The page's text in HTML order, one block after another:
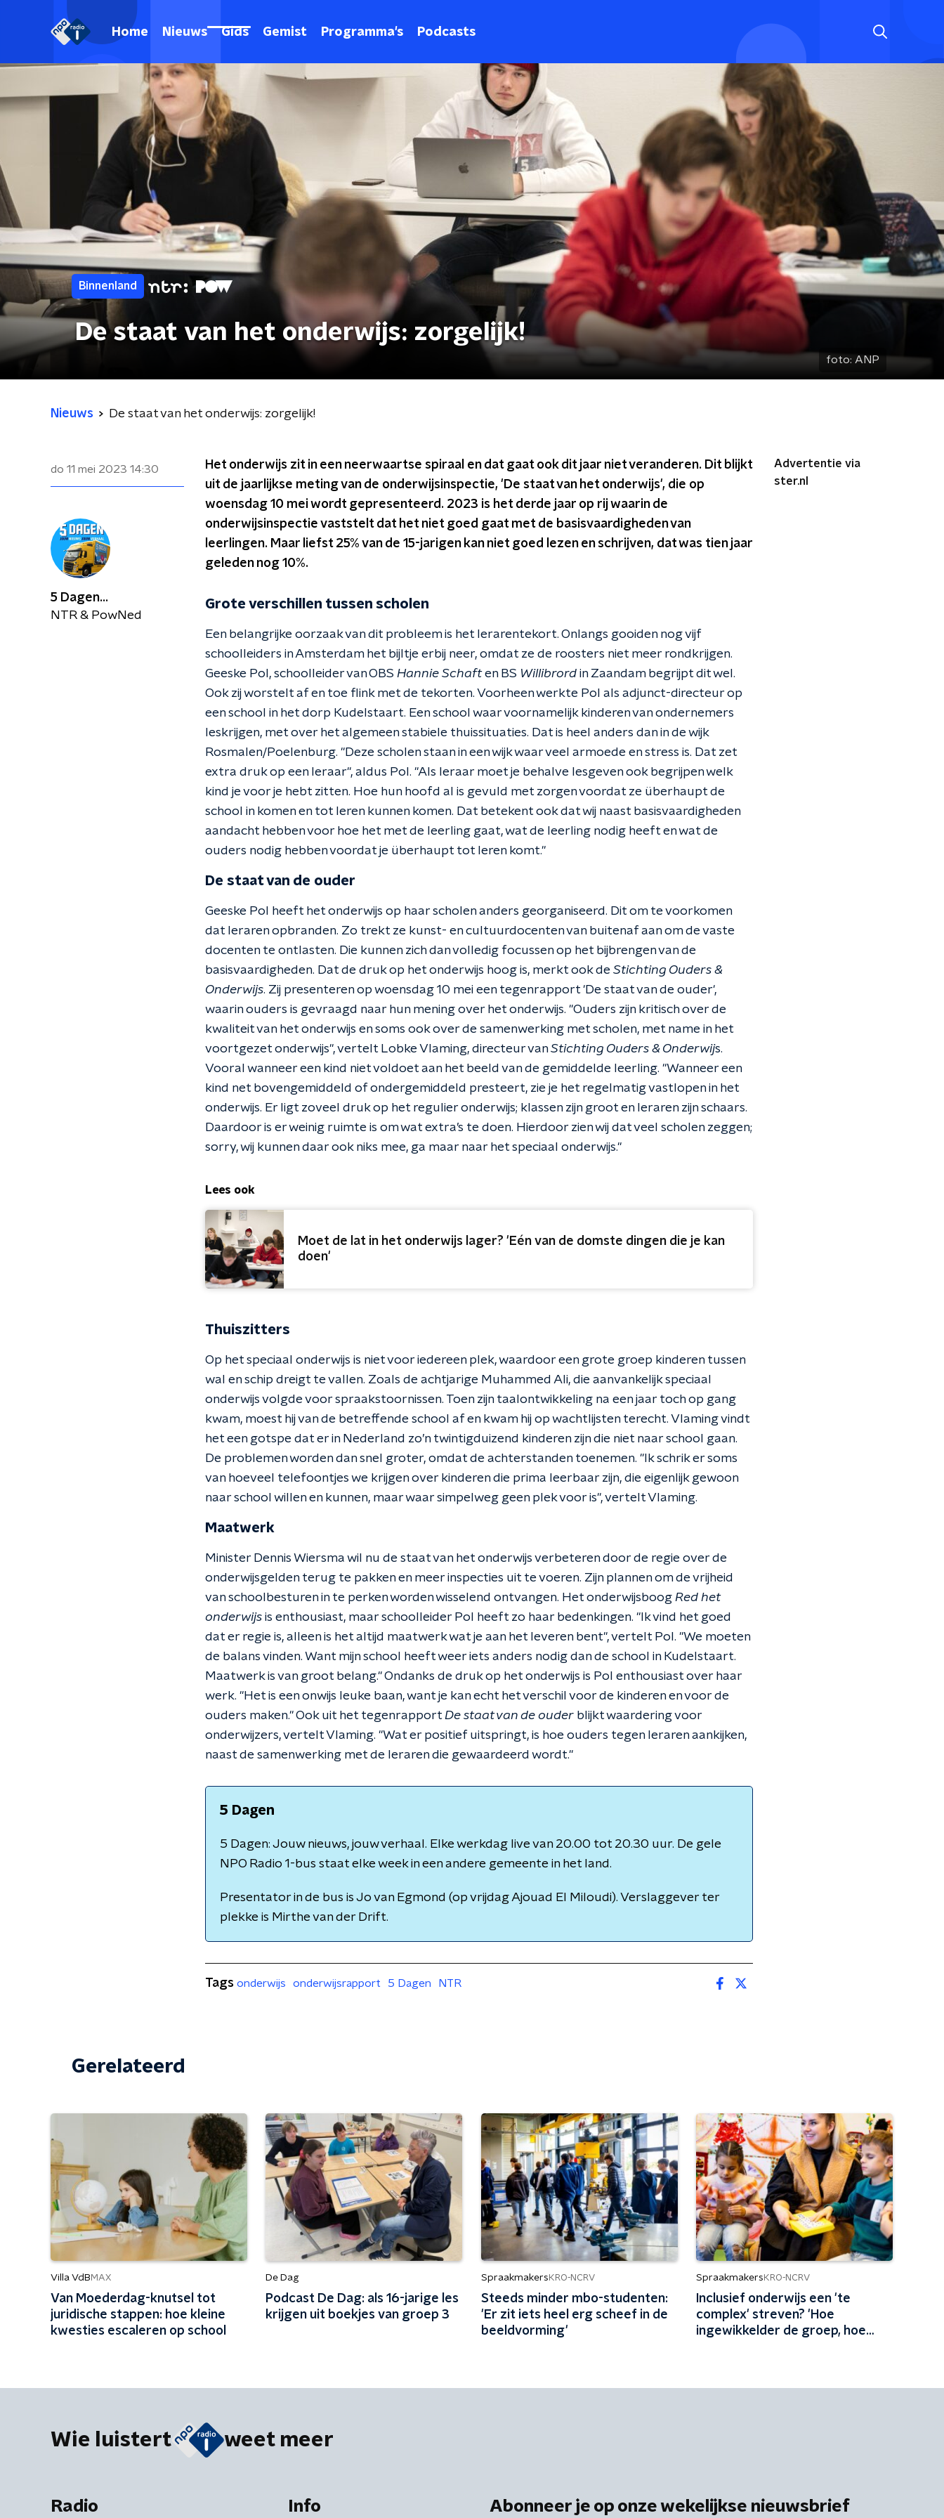
Home Nieuws Gids Gemist Programma's Podcasts
Binnenland
De staat van het onderwijs: zorgelijk!
foto: ANP
Nieuws De staat van het onderwijs: zorgelijk!
do 11 mei 2023 14:30
Het onderwijs zit in een neerwaartse spiraal en dat gaat ook dit jaar niet veranderen. Dit blijkt
uit de jaarlijkse meting van de onderwijsinspectie, 'De staat van het onderwijs', die op
woensdag 10 mei wordt gepresenteerd. 2023 is het derde jaar op rij waarin de
onderwijsinspectie vaststelt dat het niet goed gaat met de basisvaardigheden van
leerlingen. Maar liefst 25% van de 15-jarigen kan niet goed lezen en schrijven, dat was tien jaar
geleden nog 10%.
Grote verschillen tussen scholen
Een belangrijke oorzaak van dit probleem is het lerarentekort. Onlangs gooiden nog vijf
schoolleiders in Amsterdam het bijltje erbij neer, omdat ze de roosters niet meer rondkrijgen.
Geeske Pol, schoolleider van OBS Hannie Schaften BS Willibrord in Zaandam begrijpt dit wel.
Ook zij worstelt af en toe flink met de tekorten. Voorheen werkte Pol als adjunct-directeur op
een school in het dorp Kudelstaart. Een school waar voornamelijk kinderen van ondernemers
leskrijgen, met over het algemeen stabiele thuissituaties. Dat is heel anders dan in de wijk
Rosmalen/Poelenburg. "Deze scholen staan in een wijk waar veel armoede en stress is. Dat zet
extra druk op een leraar", aldus Pol. "Als leraar moet je behalve lesgeven ook begrijpen welk
kind je voor je hebt zitten. Hoe hun hoofd al is gevuld met zorgen voordat ze überhaupt de
school in komen en tot leren kunnen komen. Dat betekent ook dat wij naast basisvaardigheden
aandacht hebben voor hoe het met de leerling gaat, wat de leerling nodig heeft en wat de
ouders nodig hebben voordat je überhaupt tot leren komt."
De staat van de ouder
Geeske Pol heeft het onderwijs op haar scholen anders georganiseerd. Dit om te voorkomen
dat leraren opbranden. Zo trekt ze kunst- en cultuurdocenten van buitenaf aan om de vaste
docenten te ontlasten. Die kunnen zich dan volledig focussen op het bijbrengen van de
basisvaardigheden. Dat de druk op het onderwijs hoog is, merkt ook de Stichting Ouders &
Onderwijs. Zij presenteren op woensdag 10 mei een tegenrapport 'De staat van de ouder',
waarin ouders is gevraagd naar hun mening over het onderwijs. "Ouders zijn kritisch over de
kwaliteit van het onderwijs en soms ook over de samenwerking met scholen, met name in het
voortgezet onderwijs", vertelt Lobke Vlaming, directeur vanStichting Ouders & Onderwijs.
Vooral wanneer een kind niet voldoet aan het beeld van de gemiddelde leerling. "Wanneer een
kind net bovengemiddeld of ondergemiddeld presteert, zie je het regelmatig vastlopen in het
onderwijs. Er ligt zoveel druk op het regulier onderwijs; klassen zijn groot en leraren zijn schaars.
Daardoor is er weinig ruimte is om wat extra’s te doen. Hierdoor zien wij dat veel scholen zeggen;
sorry, wij kunnen daar ook niks mee, ga maar naar het speciaal onderwijs."
Lees ook
Moet de lat in het onderwijs lager? 'Eén van de domste dingen die je kan
doen'
Thuiszitters
Op het speciaal onderwijs is niet voor iedereen plek, waardoor een grote groep kinderen tussen
wal en schip dreigt te vallen. Zoals de achtjarige Muhammed Ali, die aanvankelijk speciaal
onderwijs volgde voor spraakstoornissen. Toen zijn taalontwikkeling na een jaar toch op gang
kwam, moest hij van de betreffende school af en kwam hij op wachtlijsten terecht. Vlaming vindt
het een gotspe dat er in Nederland zo’n twintigduizend kinderen zijn die niet naar school gaan.
De problemen worden dan snel groter, omdat de achterstanden toenemen. "Ik schrik er soms
van hoeveel telefoontjes we krijgen over kinderen die prima leerbaar zijn, die eigenlijk gewoon
naar school willen en kunnen, maar waar simpelweg geen plek voor is", vertelt Vlaming.
Maatwerk
Minister Dennis Wiersma wil nu de staat van het onderwijs verbeteren door de regie over de
onderwijsgelden terug te pakken en meer inspecties uit te voeren. Zijn plannen om de vrijheid
van schoolbesturen in te perken worden wisselend ontvangen. Het onderwijsboog Red het
onderwijs is enthousiast, maar schoolleider Pol heeft zo haar bedenkingen. "Ik vind het goed
dat er regie is, alleen is het altijd maatwerk wat je aan het leveren bent", vertelt Pol. "We moeten
de balans vinden. Want mijn school heeft weer iets anders nodig dan de school in Kudelstaart.
Maatwerk is van groot belang." Ondanks de druk op het onderwijs is Pol enthousiast over haar
werk. "Het is een onwijs leuke baan, want je kan echt het verschil voor de kinderen en voor de
ouders maken." Ook uit het tegenrapport De staat van de ouder blijkt waardering voor
onderwijzers, vertelt Vlaming. "Wat er positief uitspringt, is hoe ouders tegen leraren aankijken,
naast de samenwerking met de leraren die gewaardeerd wordt."
5 Dagen
5 Dagen: Jouw nieuws, jouw verhaal. Elke werkdag live van 20.00 tot 20.30 uur. De gele
NPO Radio 1-bus staat elke week in een andere gemeente in het land.
Presentator in de bus is Jo van Egmond (op vrijdag Ajouad El Miloudi). Verslaggever ter
plekke is Mirthe van der Drift.
Advertentie via
ster.nl
5 Dagen...
NTR & PowNed
Tags onderwijs onderwijsrapport 5 Dagen NTR
Gerelateerd
Villa VdB MAX
Van Moederdag-knutsel tot
juridische stappen: hoe kleine
kwesties escaleren op school
De Dag
Podcast De Dag: als 16-jarige les
krijgen uit boekjes van groep 3
Spraakmakers KRO-NCRV
Steeds minder mbo-studenten:
'Er zit iets heel erg scheef in de
beeldvorming'
Spraakmakers KRO-NCRV
Inclusief onderwijs een 'te
complex' streven? 'Hoe
ingewikkelder de groep, hoe
Wie luistert weet meer
Radio Info Abonneer je op onze wekelijkse nieuwsbrief